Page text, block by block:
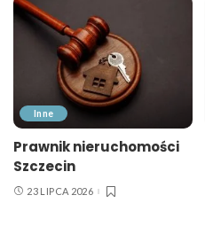
Inne
Prawnik nieruchomości
Szczecin
23 LIPCA 2026